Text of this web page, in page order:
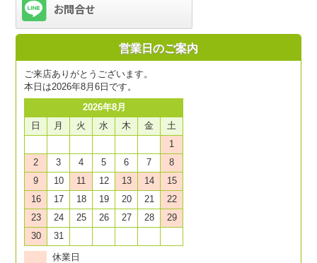
営業日のご案内
ご来店ありがとうございます。
本日は2026年8月6日です。
2026年8月
日
月 火 水 木 金
土
1
2
3 4 5 6 7
8
9
10 11 12 13 14
15
16
17 18 19 20 21
22
23
24 25 26 27 28
29
30
31
休業日